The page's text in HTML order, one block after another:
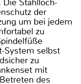
Stahlloch-
der
um bei jedem
zu
System selbst
zu
mit
des